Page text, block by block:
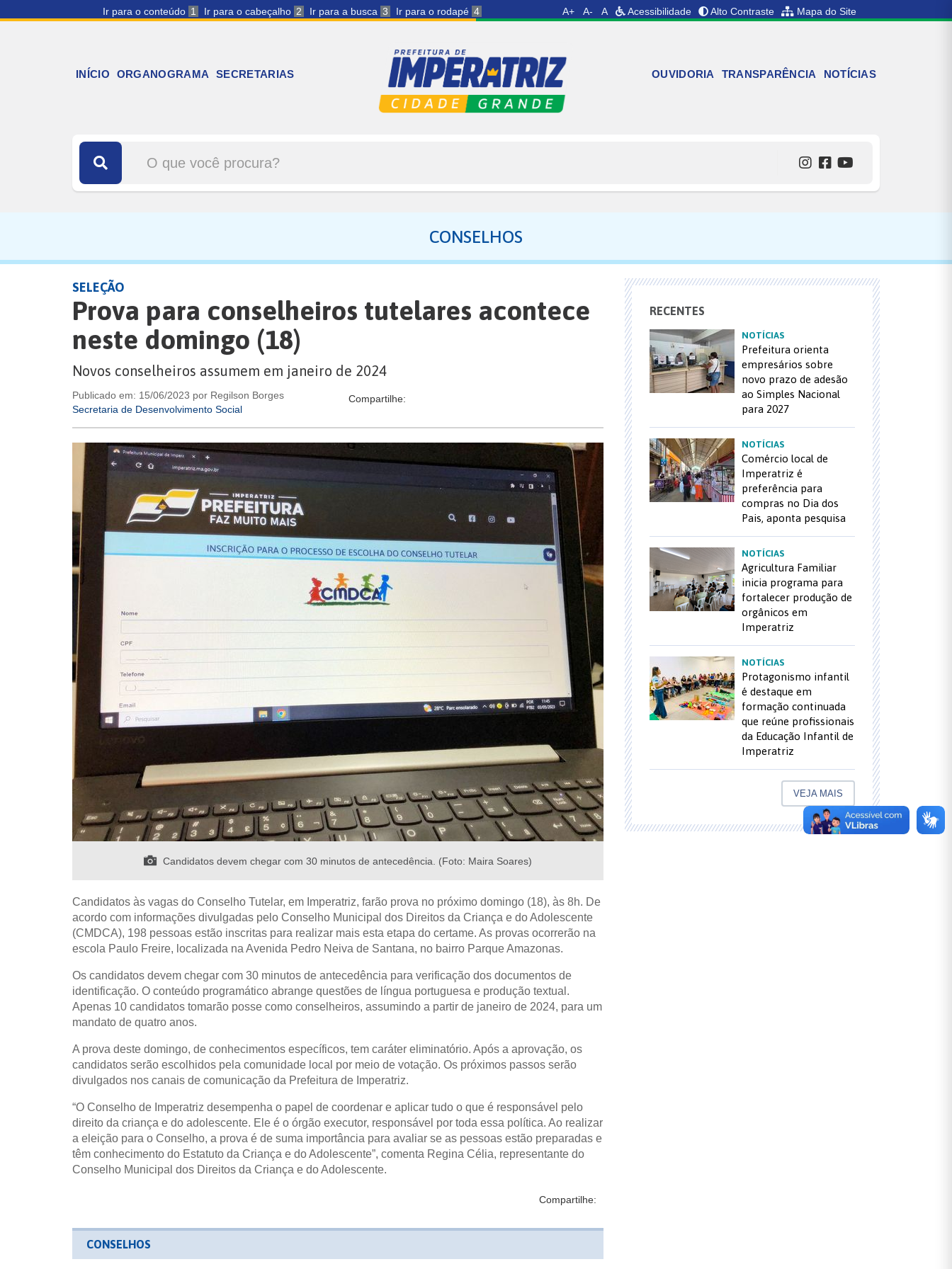
Ir para o conteúdo 1 Ir para o cabeçalho 2 Ir para a busca 3 Ir para o rodapé 4 A+ A- A Acessibilidade Alto Contraste Mapa do Site
INÍCIO ORGANOGRAMA SECRETARIAS OUVIDORIA TRANSPARÊNCIA NOTÍCIAS
CONSELHOS
SELEÇÃO
Prova para conselheiros tutelares acontece
neste domingo (18)
Novos conselheiros assumem em janeiro de 2024
Publicado em: 15/06/2023 por Regilson Borges
Secretaria de Desenvolvimento Social
Compartilhe:
Candidatos devem chegar com 30 minutos de antecedência. (Foto: Maira Soares)
Candidatos às vagas do Conselho Tutelar, em Imperatriz, farão prova no próximo domingo (18), às 8h. De
acordo com informações divulgadas pelo Conselho Municipal dos Direitos da Criança e do Adolescente
(CMDCA), 198 pessoas estão inscritas para realizar mais esta etapa do certame. As provas ocorrerão na
escola Paulo Freire, localizada na Avenida Pedro Neiva de Santana, no bairro Parque Amazonas.
Os candidatos devem chegar com 30 minutos de antecedência para verificação dos documentos de
identificação. O conteúdo programático abrange questões de língua portuguesa e produção textual.
Apenas 10 candidatos tomarão posse como conselheiros, assumindo a partir de janeiro de 2024, para um
mandato de quatro anos.
A prova deste domingo, de conhecimentos específicos, tem caráter eliminatório. Após a aprovação, os
candidatos serão escolhidos pela comunidade local por meio de votação. Os próximos passos serão
divulgados nos canais de comunicação da Prefeitura de Imperatriz.
“O Conselho de Imperatriz desempenha o papel de coordenar e aplicar tudo o que é responsável pelo
direito da criança e do adolescente. Ele é o órgão executor, responsável por toda essa política. Ao realizar
a eleição para o Conselho, a prova é de suma importância para avaliar se as pessoas estão preparadas e
têm conhecimento do Estatuto da Criança e do Adolescente”, comenta Regina Célia, representante do
Conselho Municipal dos Direitos da Criança e do Adolescente.
Compartilhe:
CONSELHOS
RECENTES
NOTÍCIAS
Prefeitura orienta
empresários sobre
novo prazo de adesão
ao Simples Nacional
para 2027
NOTÍCIAS
Comércio local de
Imperatriz é
preferência para
compras no Dia dos
Pais, aponta pesquisa
NOTÍCIAS
Agricultura Familiar
inicia programa para
fortalecer produção de
orgânicos em
Imperatriz
NOTÍCIAS
Protagonismo infantil
é destaque em
formação continuada
que reúne profissionais
da Educação Infantil de
Imperatriz
VEJA MAIS